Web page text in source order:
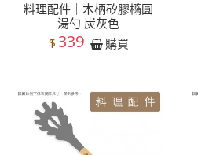
料理配件｜木柄矽膠橢圓
湯勺 炭灰色
$ 339 購買